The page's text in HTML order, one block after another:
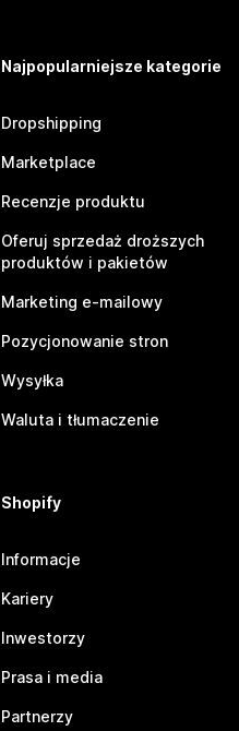
Najpopularniejsze kategorie
Dropshipping
Marketplace
Recenzje produktu
Oferuj sprzedaż droższych
produktów i pakietów
Marketing e-mailowy
Pozycjonowanie stron
Wysyłka
Waluta i tłumaczenie
Shopify
Informacje
Kariery
Inwestorzy
Prasa i media
Partnerzy